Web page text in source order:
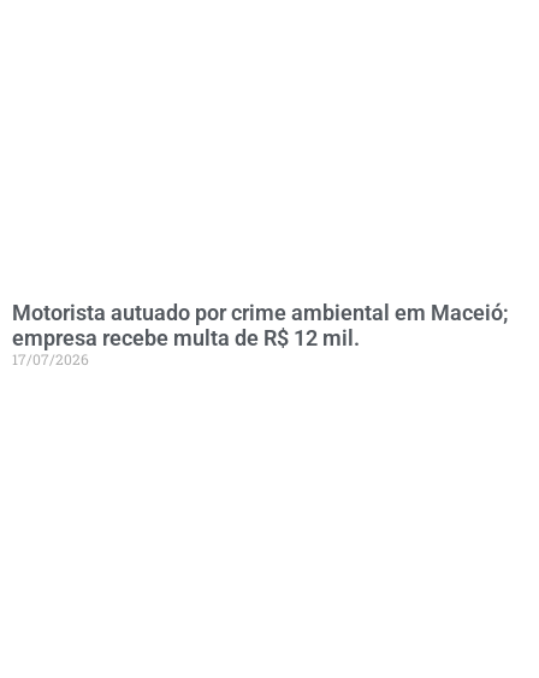
Motorista autuado por crime ambiental em Maceió;
empresa recebe multa de R$ 12 mil.
17/07/2026